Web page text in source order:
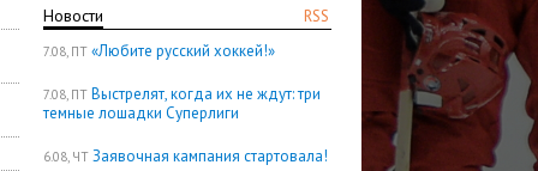
RSS
Новости
7.08, ПТ «Любите русский хоккей!»
7.08, ПТ Выстрелят, когда их не ждут: три
темные лошадки Суперлиги
6.08, ЧТ Заявочная кампания стартовала!